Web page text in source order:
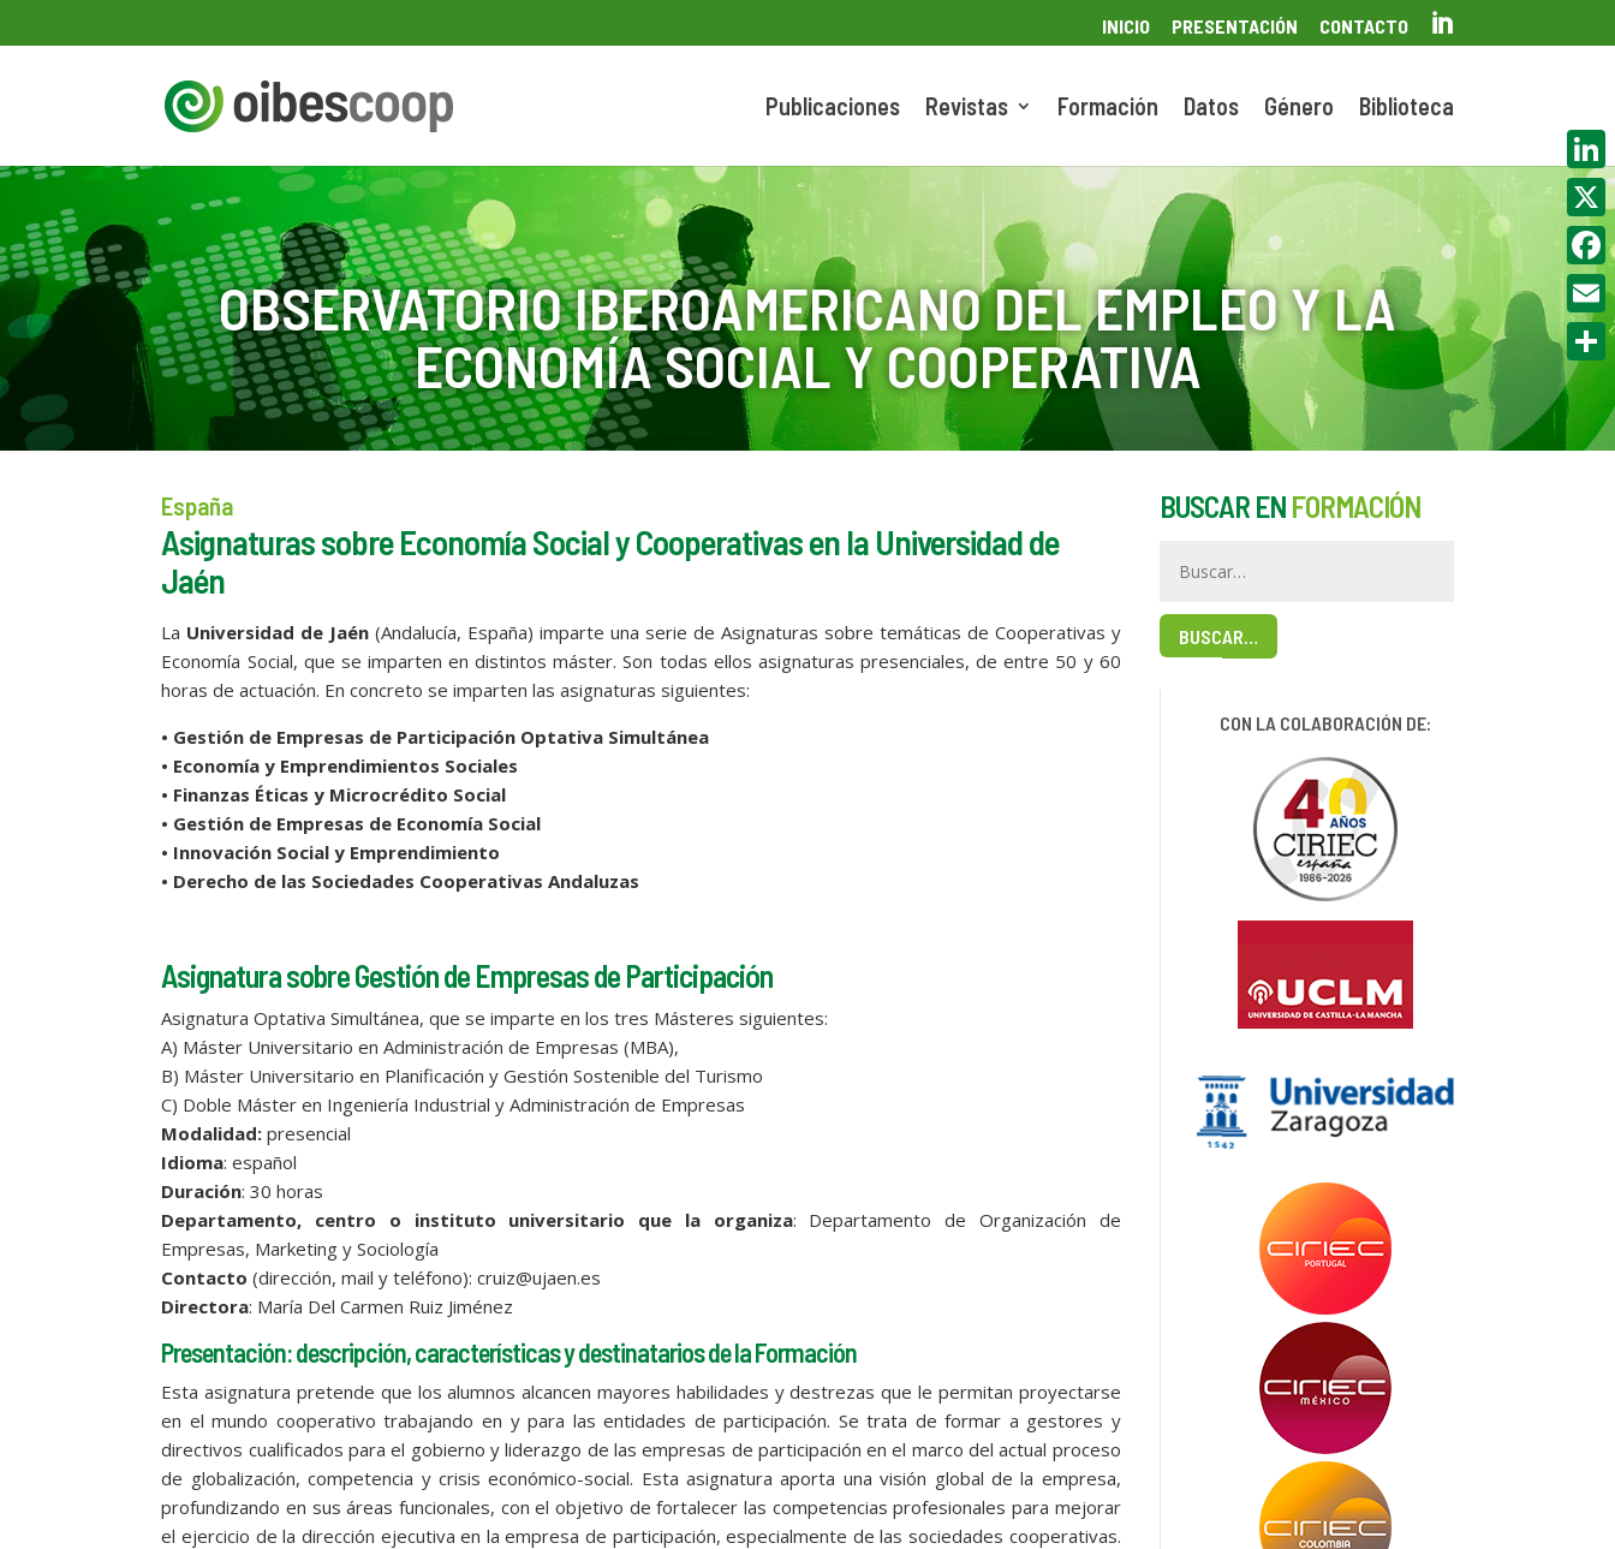
INICIO PRESENTACIÓN CONTACTO 
Publicaciones Revistas Formación Datos Género Biblioteca
OBSERVATORIO IBEROAMERICANO DEL EMPLEO Y LA
ECONOMÍA SOCIAL Y COOPERATIVA
España
Asignaturas sobre Economía Social y Cooperativas en la Universidad de
Jaén
La Universidad de Jaén (Andalucía, España) imparte una serie de Asignaturas sobre temáticas de Cooperativas y
Economía Social, que se imparten en distintos máster. Son todas ellos asignaturas presenciales, de entre 50 y 60
horas de actuación. En concreto se imparten las asignaturas siguientes:
• Gestión de Empresas de Participación Optativa Simultánea
• Economía y Emprendimientos Sociales
• Finanzas Éticas y Microcrédito Social
• Gestión de Empresas de Economía Social
• Innovación Social y Emprendimiento
• Derecho de las Sociedades Cooperativas Andaluzas
Asignatura sobre Gestión de Empresas de Participación
Asignatura Optativa Simultánea, que se imparte en los tres Másteres siguientes:
A) Máster Universitario en Administración de Empresas (MBA),
B) Máster Universitario en Planificación y Gestión Sostenible del Turismo
C) Doble Máster en Ingeniería Industrial y Administración de Empresas
Modalidad: presencial
Idioma: español
Duración: 30 horas
Departamento, centro o instituto universitario que la organiza: Departamento de Organización de
Empresas, Marketing y Sociología
Contacto (dirección, mail y teléfono): cruiz@ujaen.es
Directora: María Del Carmen Ruiz Jiménez
Presentación: descripción, características y destinatarios de la Formación
Esta asignatura pretende que los alumnos alcancen mayores habilidades y destrezas que le permitan proyectarse
en el mundo cooperativo trabajando en y para las entidades de participación. Se trata de formar a gestores y
directivos cualificados para el gobierno y liderazgo de las empresas de participación en el marco del actual proceso
de globalización, competencia y crisis económico-social. Esta asignatura aporta una visión global de la empresa,
profundizando en sus áreas funcionales, con el objetivo de fortalecer las competencias profesionales para mejorar
el ejercicio de la dirección ejecutiva en la empresa de participación, especialmente de las sociedades cooperativas.
BUSCAR EN FORMACIÓN
BUSCAR…
CON LA COLABORACIÓN DE:
X
Email